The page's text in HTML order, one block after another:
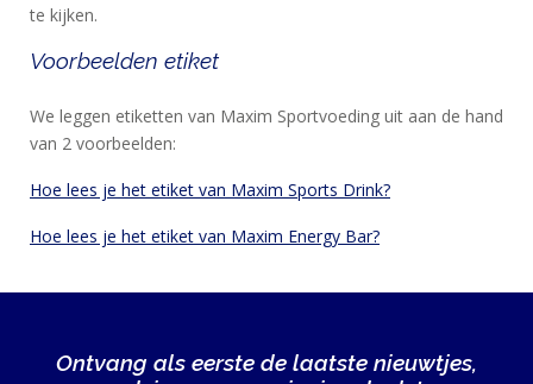
te kijken.
Voorbeelden etiket
We leggen etiketten van Maxim Sportvoeding uit aan de hand
van 2 voorbeelden:
Hoe lees je het etiket van Maxim Sports Drink?
Hoe lees je het etiket van Maxim Energy Bar?
Ontvang als eerste de laatste nieuwtjes,